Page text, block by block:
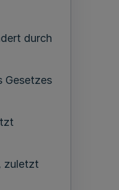
durch
Gesetzes
zuletzt